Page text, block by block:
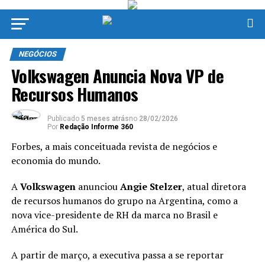
NEGÓCIOS
Volkswagen Anuncia Nova VP de
Recursos Humanos
Publicado 5 meses atrásno 28/02/2026
Por Redação Informe 360
Forbes, a mais conceituada revista de negócios e
economia do mundo.
AVolkswagen anunciouAngie Stelzer, atual diretora
de recursos humanos do grupo na Argentina, como a
nova vice-presidente de RH da marca no Brasil e
América do Sul.
A partir de março, a executiva passa a se reportar